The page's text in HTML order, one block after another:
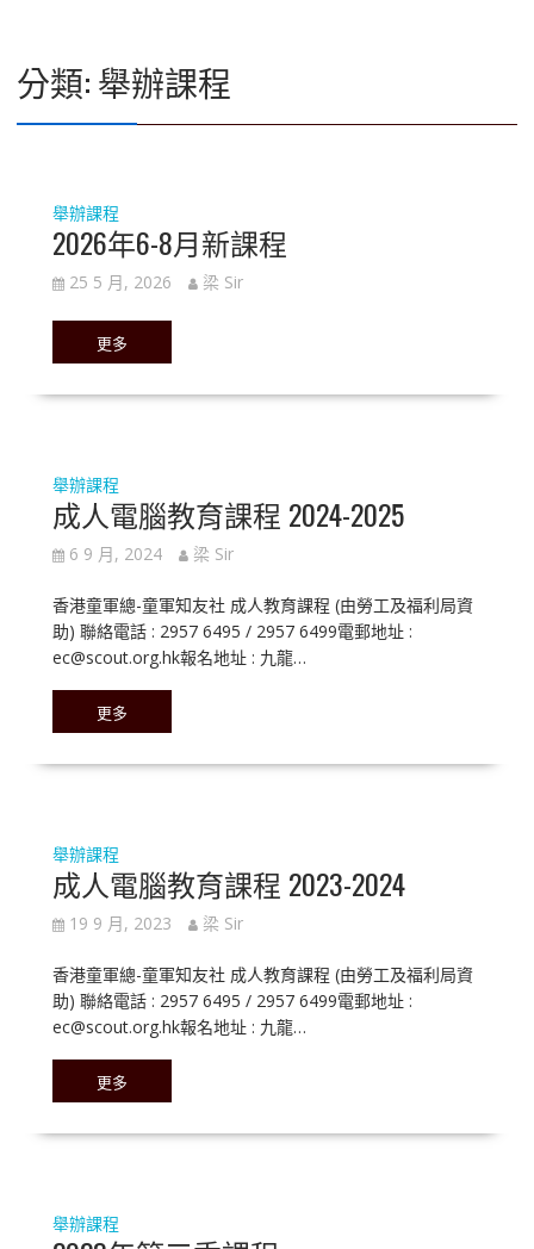
分類:舉辦課程
舉辦課程
2026年6-8月新課程
25 5 月, 2026 梁 Sir
更多
舉辦課程
成人電腦教育課程 2024-2025
6 9 月, 2024 梁 Sir
香港童軍總-童軍知友社 成人教育課程 (由勞工及福利局資
助) 聯絡電話 : 2957 6495 / 2957 6499電郵地址 :
ec@scout.org.hk報名地址 : 九龍…
更多
舉辦課程
成人電腦教育課程 2023-2024
19 9 月, 2023 梁 Sir
香港童軍總-童軍知友社 成人教育課程 (由勞工及福利局資
助) 聯絡電話 : 2957 6495 / 2957 6499電郵地址 :
ec@scout.org.hk報名地址 : 九龍…
更多
舉辦課程